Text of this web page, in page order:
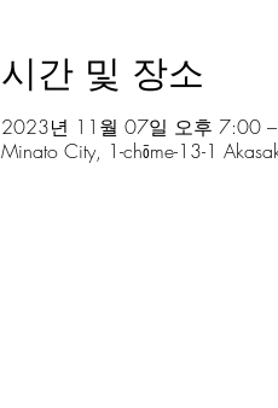
시간 및 장소
2023년 11월 07일 오후 7:00
Minato City, 1-chōme-13-1